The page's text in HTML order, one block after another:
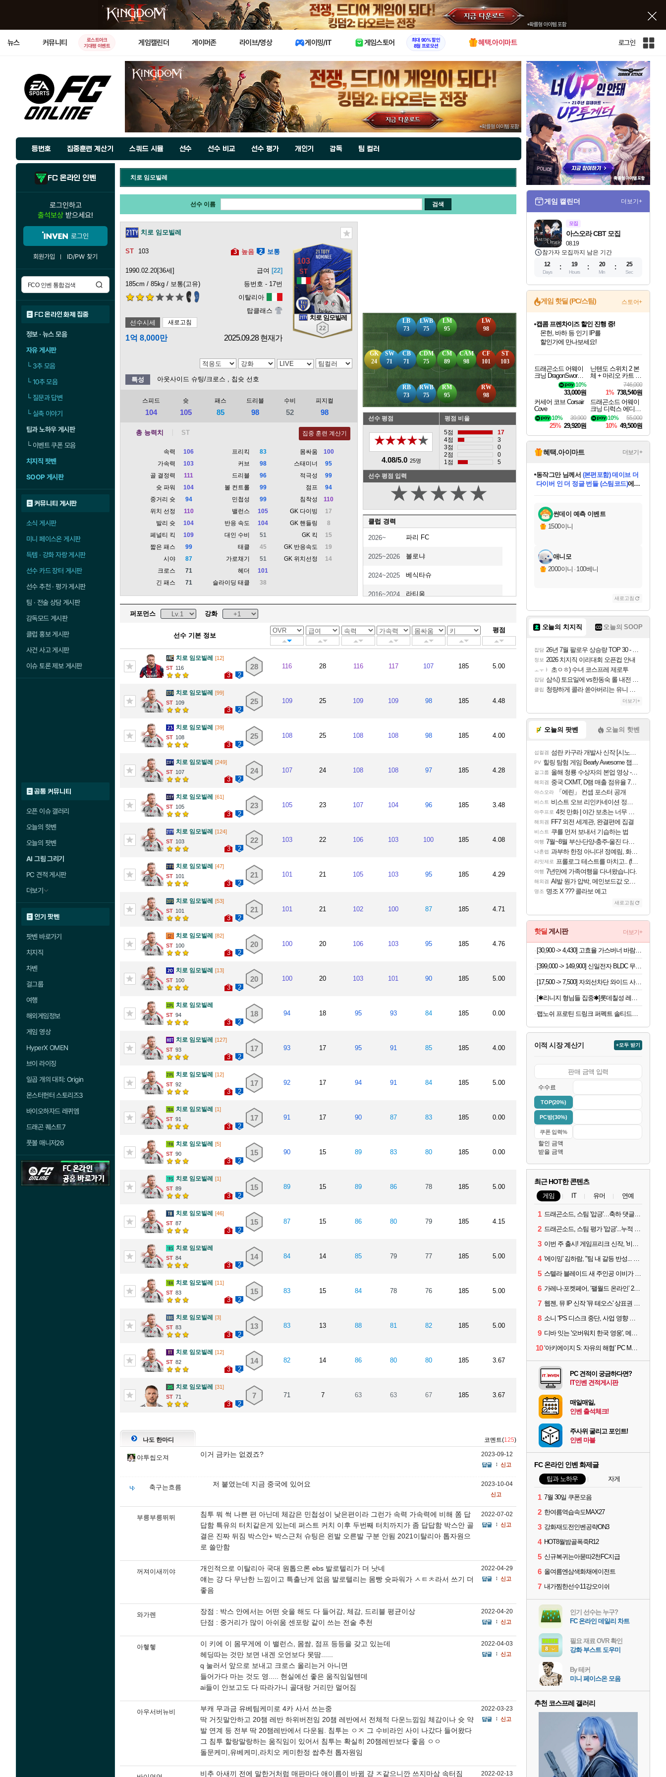
X
뉴스 커뮤니티
로스트아크
기대평 이벤트
게임캘린더 게이머존 라이브/영상 게이밍/IT 게임스토어
최대 90% 할인
8월 프로모션
혜택.아이마트 로그인
인
전
사
이
트
등번호 집중훈련 계산기 스쿼드 시뮬 선수 선수 비교 선수 평가 개인기 감독 팀 컬러
FC 온라인 인벤
로그인하고
출석보상 받으세요!
로그인
회원가입 ID/PW 찾기
FC 온라인 화제 집중
정보 · 뉴스 모음
자유 게시판
└3추 모음
└10추 모음
└질문과 답변
└실축 이야기
팁과 노하우 게시판
└이벤트 쿠폰 모음
치지직 팟벤
SOOP 게시판
커뮤니티 게시판
소식 게시판
미니 페이스온 게시판
득템 · 강화 자랑 게시판
선수 카드 장터 게시판
선수 추천 · 평가 게시판
팀 · 전술 상담 게시판
감독모드 게시판
클럽 홍보 게시판
사건 사고 게시판
이슈 토론 제보 게시판
공통 커뮤니티
오픈 이슈 갤러리
오늘의 핫벤
오늘의 팟벤
AI 그림 그리기
PC 견적 게시판
더보기
인기 팟벤
팟벤 바로가기
치지직
차벤
걸그룹
여행
해외게임정보
게임 영상
HyperX OMEN
브이 라이징
일곱 개의 대죄: Origin
몬스터헌터 스토리즈3
바이오하자드 레퀴엠
드래곤 퀘스트7
풋볼 매니저26
치로 임모빌레
선수 이름 검색
치로 임모빌레
103 3 높음 2 보통
1990.02.20[36세] 급여 [22]
185cm / 85kg / 보통(고유)
등번호 - 17번
4 5
이탈리아
탑클래스
선수시세
새로고침
1억 8,000만 2025.09.28 현재가
103
치로 임모빌레
22
특성 아웃사이드 슈팅/크로스 , 칩슛 선호
스피드
104
슛
105
패스
85
드리블
98
수비
52
피지컬
98
총 능력치 집중 훈련 계산기
속력
106
가속력
103
골 결정력
111
슛 파워
104
중거리 슛
94
위치 선정
110
발리 슛
104
페널티 킥
109
짧은 패스
99
시야
87
크로스
71
긴 패스
71
프리킥
83
커브
98
드리블
96
볼 컨트롤
99
민첩성
99
밸런스
105
반응 속도
104
대인 수비
51
태클
45
가로채기
51
헤더
101
슬라이딩 태클
38
몸싸움
100
스태미너
95
적극성
99
점프
94
침착성
110
GK 다이빙
17
GK 핸들링
8
GK 킥
15
GK 반응속도
19
GK 위치선정
14
GK
24
SW
71
RWB
75
RB
73
CB
71
LB
73
LWB
75
CDM
75
RM
95
CM
89
LM
95
CAM
98
LW
98
CF
101
RW
98
ST
103
선수 평점
★★★★★
4.08/5.0 25명
평점 비율
5점
17
4점
3
3점
0
2점
0
1점
5
선수 평점 입력
★★★★★
클럽 경력
2026~ 파리 FC
2025~2026 볼로냐
2024~2025 베식타슈
2016~2024 라티움
2016~2016 토리노(임대)
2016~2016 세비야 FC
2015~2016 세비야 FC(임대)
2011~2011 그로세토(임대)
2008~2010 유벤투스
퍼포먼스 강화
선수 기본 정보
평점
치로 임모빌레
[12]
116
3 2
28 116 28 116 117 107 185 5.00
치로 임모빌레
[99]
109
3 2
25 109 25 109 109 98 185 4.48
치로 임모빌레
[39]
108
3 2
25 108 25 108 108 98 185 4.00
치로 임모빌레
[249]
107
3 2
24 107 24 108 108 97 185 4.28
치로 임모빌레
[61]
105
3 2
23 105 23 107 104 96 185 3.48
치로 임모빌레
[124]
103
3 2
22 103 22 106 103 100 185 4.08
치로 임모빌레
[47]
101
3 2
21 101 21 105 103 95 185 4.29
치로 임모빌레
[53]
101
3 2
21 101 21 102 100 87 185 4.71
치로 임모빌레
[82]
100
3 2
20 100 20 106 103 95 185 4.76
치로 임모빌레
[13]
100
3 2
20 100 20 103 101 90 185 5.00
치로 임모빌레
94
3 2
18 94 18 95 93 84 185 0.00
치로 임모빌레
[127]
93
3 2
17 93 17 95 91 85 185 4.00
치로 임모빌레
[12]
92
3 2
17 92 17 94 91 84 185 5.00
치로 임모빌레
[1]
91
3 2
17 91 17 90 87 83 185 0.00
치로 임모빌레
[5]
90
3 2
15 90 15 89 83 80 185 0.00
치로 임모빌레
[1]
89
3 2
15 89 15 89 86 78 185 5.00
치로 임모빌레
[46]
87
3 2
15 87 15 86 80 79 185 4.15
치로 임모빌레
84
3 2
14 84 14 85 79 77 185 5.00
치로 임모빌레
[11]
83
3 2
15 83 15 84 78 76 185 5.00
치로 임모빌레
[3]
83
3 2
13 83 13 88 81 82 185 5.00
치로 임모빌레
[12]
82
3 2
14 82 14 86 80 80 185 3.67
치로 임모빌레
[31]
71
3 2
7 71 7 63 63 67 185 3.67
나도 한마디 코멘트(125)
야투씹오져 이거 금카는 없겠죠? 2023-09-12
답글 신고
축구는흐름 저 붙였는데 지금 중국에 있어요 2023-10-04
신고
부릉부릉뛰뛰
침투 뭐 썩 나쁜 편 아닌데 체감은 민첩성이 낮은편이라 그런가 속력 가속력에 비해 쫌 답
답함 특유의 터치같은게 있는데 퍼스트 커치 이후 두번째 터치까지가 좀 답답함 박스안 골
결은 진짜 뒤짐 박스안+ 박스근처 슈팅은 왼발 오른발 구분 안됨 2021이탈리아 톱자원으
로 쓸만함
2022-07-02
답글 신고
꺼져이새끼야
개인적으로 이탈리아 국대 원톱으론 ebs 발로텔리가 더 낫네
얘는 걍 다 무난한 느낌이고 특출난게 없음 발로텔리는 몸빵 슛파워가 ㅅㅌㅊ라서 쓰기 더
좋음
2022-04-29
답글 신고
와가렌
장점 : 박스 안에서는 어떤 슛을 해도 다 들어감, 체감, 드리블 평균이상
단점 : 중거리가 많이 아쉬움 센포랑 같이 쓰는 전술 추천
2022-04-20
답글 신고
아헿헿
이 키에 이 몸무게에 이 밸런스, 몸쌈, 점프 등등을 갖고 있는데
헤딩따는 것만 보면 내겐 오언보다 못땀......
q 눌러서 앞으로 보내고 크로스 올리는거 아니면
들어가다 마는 것도 영..... 현실에선 좋은 움직임일텐데
ai들이 안보고도 다 따라가니 골대랑 거리만 멀어짐
2022-04-03
답글 신고
아우서버뉴비
부캐 무과금 유베팀케미로 4카 사서 쓰는중
딱 거짓말안하고 20챔 레반 하위버전임 20챔 레반에서 전체적 다운느낌임 체감이나 슛 약
발 연계 등 전부 딱 20챔레반에서 다운됨. 침투는 ㅇㅈ 그 수비라인 사이 나갔다 들어왔다
그 침투 할랑말랑하는 움직임이 있어서 침투는 확실히 20챔레반보다 좋음 ㅇㅇ
돌문케미,유베케미,라치오 케미한정 쌉추천 톱자원임
2022-03-23
답글 신고
비추 아새끼 전에 말한거처럼 매판마다 애이름이 바뀜 걍 ㅈ같으니깐 쓰지마삼 속터짐 2022-02-13
게임 캘린더 더보기+
모집
08.19
아스오라 CBT 모집
참가자 모집까지 남은 기간
12
Days
19
Hours
20
Min
23
Sec
게임 핫딜 (PC/스팀) 스토어+
최대 90% 할인가를 만나보세요!
네이버혜택과 함께 만나보세요!
50%할인&추가 적립까지!
이니&베니 혜택까지!
네이버 혜택가와 함께 예약하세요!
할인&네이버혜택으로 만나보세요!
네이버페이 혜택과 만나보세요!
40주년 프로모션으로 만나보세요!
네이버 포인트 혜택까지!
할인가에 만나보세요!
캡콤 일부 상품 상시 할인
몬헌 와일즈 & 드래곤즈 도그마2
일부 에디션 상시 할인!
혜택으로 예약 판매 중
편안하게 충전하세요
드래곤소드 어웨이
크닝 DragonSword A
10%
33,000원
닌텐도 스위치 2 본
체 + 마리오 카트 월
746,000
1% 738,540원
커세어 코브 Corsair
Cove
39,900
10%
25% 29,920원
드래곤소드 어웨이
크닝 디럭스 에디션
DragonSword Awake
ning Deluxe Edition
55,000
10%
10% 49,500원
혜택.아이마트 더보기+
당첨되셨습니다.
당첨되셨습니다.
당첨되셨습니다.
당첨되셨습니다.
영웅97님께서인투 더 브리치
(스팀코드) 에 당첨되셨습니다.
에디션 (스팀코드)를 교환.
당첨되셨습니다.
당첨되셨습니다.
당첨되셨습니다.
당첨되셨습니다.
썬데이 예측 이벤트
1500이니
애니모
2000이니 · 100베니
새로고침
오늘의 치지직 오늘의 SOOP
잡담 26년 7월 팔로우 상승량 TOP 30 - 월간 치지직
정보 2026 치지직 이리대회 오픈컵 안내
ㅗㅜㅑ 초ㅇㅎ) 수녀 코스프레 제로투
잡담 삼식) 토요일에 vs한동숙 롤 내전 예정
클립 청량하게 콜라 쏟아버리는 유니 ㅋㅋㅋ
더보기+
오늘의 팟벤 오늘의 핫벤
섭컬겜 섬란 카구라 개발사 신작 [시노비 넥서스] 연내 출시 예정
PV 힐링 탐험 게임 Bearly Awesome 챕터 1 트레일러
걸그룹 올해 청룡 수상자의 본업 영상 - 스테이씨 윤
해외겜 중국 CXMT, D램 매출 점유율 7%…글로벌 4위로 부상
아스오라 「에린」 컨셉 포스터 공개
비스트 비스트 오브 리인카네이션 정보/공략글 모음
아주프로 4컷 만화 | 야간 보초는 너무 힘들어
해외겜 FF7 외전 세계관, 완결편에 집결
비스트 쿠를 먼저 보내서 기습하는 법
여행 7월~8월 부산-단양-충주-울진 다녀왔어요~
나혼렙 과부하 한정 아니다! 정예림, 화속성 서포터 세대 교체
리밋제로 프롤로그 테스트를 마치고.. (feat. 리아)
여행 7년만에 가족여행을 다녀왔습니다.
해외겜 AI발 원가 압박, 메인보드값 오르나
명조 명조 X ??? 콜라보 예고
새로고침
핫딜 게시판 더보기+
[30,900 -> 4,430] 고효율 가스버너 바람막이 (배송비포함)
[17,500 -> 7,500] 자외선차단 와이드 사파리모자
랩노쉬 프로틴 드링크 퍼펙트 솔티드카라멜, 350ml, 24개
이적 시장 계산기 +모두 받기
수수료
TOP(20%)
PC방(30%)
할인 금액
받을 금액
최근 HOT한 콘텐츠
게임 IT 유머 연예
1 드래곤소드, 스팀 '압긍'…축하 댓글 달고 게임 코드 받자!
2 드래곤소드, 스팀 평가 '압긍'...누적 판매량 20만장 돌파
3 이번 주 출시! 게임프리크 신작, '비스트 오브 리인카네이션'
4 '에이밍' 김하람, "팀 내 갈등 반성... 끝까지 뛰고 싶었다"
5 스텔라 블레이드 새 주인공 이비가 부릅니다, 'Wanna be in LOVE' 뮤비 공개
6 가레나·포켓페어, ‘팰월드 온라인’ 2026년 출시 예고
7 웹젠, 뮤 IP 신작 '뮤 테오스' 상표권 출원
8 소니 “PS 디스크 중단, 사업 영향 없다”
9 디바 잇는 '오버워치 한국 영웅', 메카 파일럿 디몬 나온다
10 ‘아키에이지 S: 자유의 해협’ PC MMORPG로 개발한다
PC 견적이 궁금하다면?
IT인벤 견적게시판
매일매일,
인벤 출석체크!
주사위 굴리고 포인트!
인벤 마블
FC 온라인 인벤 화제글
팁과 노하우 자게
1 7월 30일 쿠폰모음
2 한여름역습속도MAX27
3 강화재도전인벤공략ON3
4 HOT8월밤골폭죽R12
5 신규복귀는아묻따2천FC지급
6 올여름엔삼색화채에이전트
7 내가찜한선수11강오이쉬
인기 선수는 누구?
FC 온라인 데일리 차트
필요 재료 OVR 확인
강화 부스트 도우미
By 테커
미니 페이스온 모음
추천 코스프레 갤러리